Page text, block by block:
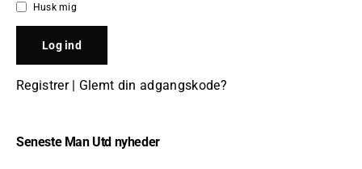
Husk mig
Registrer| Glemt din adgangskode?
Seneste Man Utd nyheder